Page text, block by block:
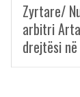
Zyrtare/
arbitri
drejtësi në